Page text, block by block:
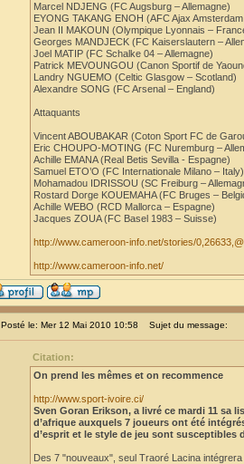
Marcel NDJENG (FC Augsburg – Allemagne)
EYONG TAKANG ENOH (AFC Ajax
Jean II MAKOUN (Olympique Lyonnais –
Georges MANDJECK (FC Kaiserslautern –
Joel MATIP (FC Schalke 04 – Allemagne)
Patrick MEVOUNGOU (Canon Sportif de
Landry NGUEMO (Celtic Glasgow – Scotland)
Alexandre SONG (FC Arsenal – England)
Attaquants
Vincent ABOUBAKAR (Coton Sport FC de
Eric CHOUPO-MOTING (FC Nuremburg –
Achille EMANA (Real Betis Sevilla - Espagne)
Samuel ETO’O (FC Internationale Milano – Italy)
Mohamadou IDRISSOU (SC Freiburg –
Rostard Dorge KOUEMAHA (FC Bruges –
Achille WEBO (RCD Mallorca – Espagne)
Jacques ZOUA (FC Basel 1983 – Suisse)
http://www.cameroon-info.net/stories/
http://www.cameroon-info.net/
Posté le: Mer 12 Mai 2010 10:58 Sujet du message:
Citation:
On prend les mêmes et on recommence
http://www.sport-ivoire.ci/
Sven Goran Erikson, a livré ce mardi 11 sa
d’afrique auxquels 7 joueurs ont été
d’esprit et le style de jeu sont susceptibles
Des 7 "nouveaux", seul Traoré Lacina